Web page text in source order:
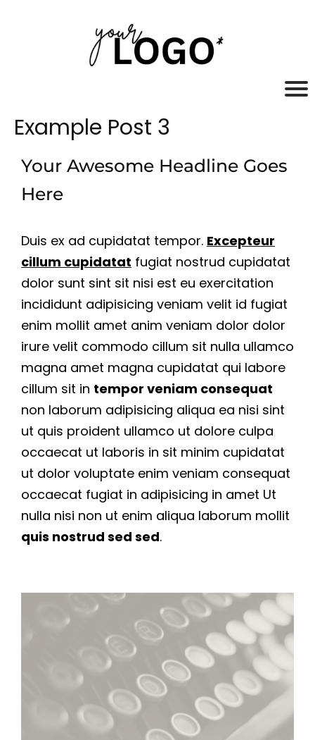
Example Post 3
Your Awesome Headline Goes
Here
Duis ex ad cupidatat tempor. Excepteur
cillum cupidatat fugiat nostrud cupidatat
dolor sunt sint sit nisi est eu exercitation
incididunt adipisicing veniam velit id fugiat
enim mollit amet anim veniam dolor dolor
irure velit commodo cillum sit nulla ullamco
magna amet magna cupidatat qui labore
cillum sit in tempor veniam consequat
non laborum adipisicing aliqua ea nisi sint
ut quis proident ullamco ut dolore culpa
occaecat ut laboris in sit minim cupidatat
ut dolor voluptate enim veniam consequat
occaecat fugiat in adipisicing in amet Ut
nulla nisi non ut enim aliqua laborum mollit
quis nostrud sed sed.